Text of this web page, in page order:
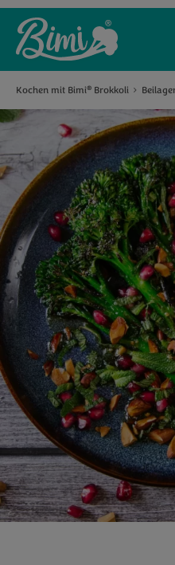
Kochen mit Bimi® Brokkoli